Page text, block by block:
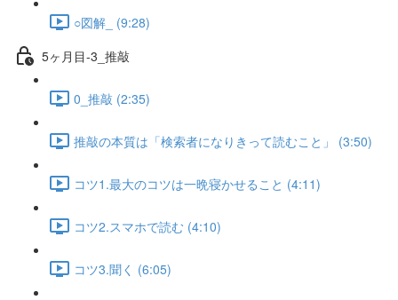
○図解_ (9:28)
5ヶ月目-3_推敲
0_推敲 (2:35)
推敲の本質は「検索者になりきって読むこと」 (3:50)
コツ1.最大のコツは一晩寝かせること (4:11)
コツ2.スマホで読む (4:10)
コツ3.聞く (6:05)